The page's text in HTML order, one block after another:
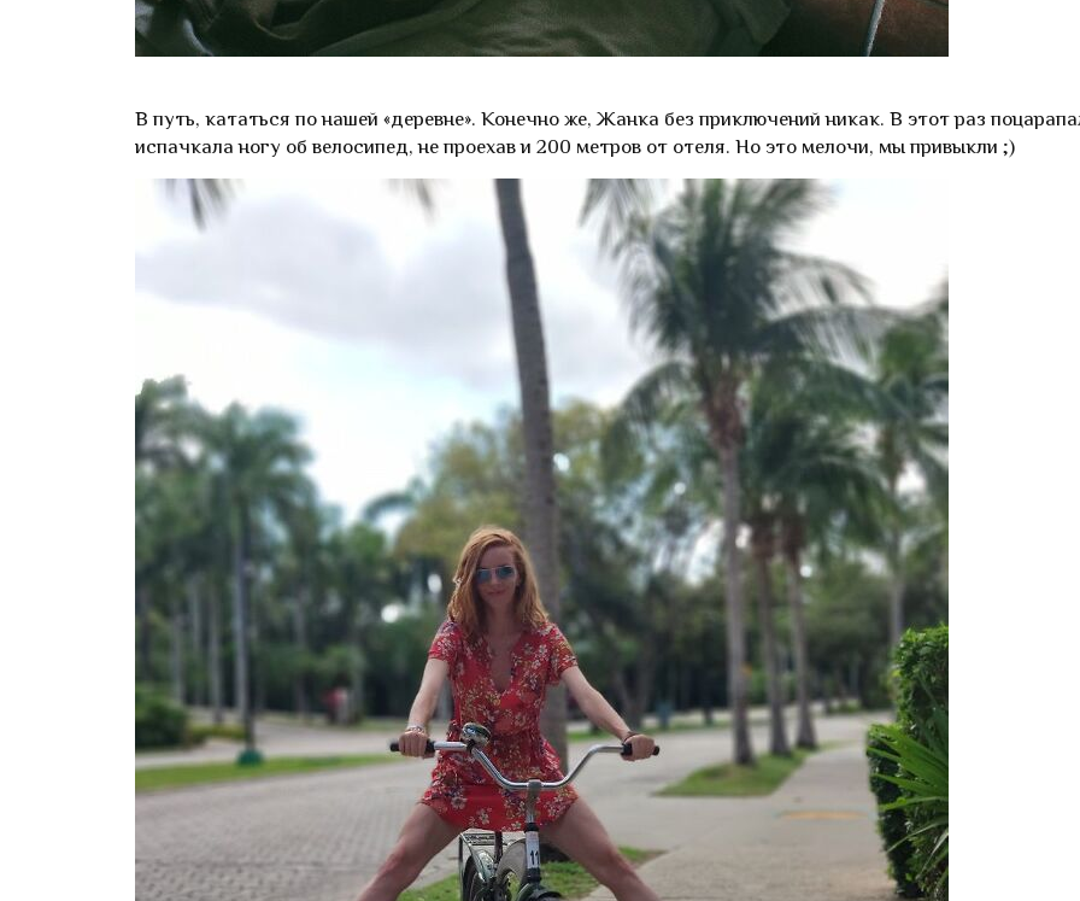
В путь, кататься по нашей «деревне». Конечно же, Жанка без приключений никак. В этот раз
испачкала ногу об велосипед, не проехав и 200 метров от отеля. Но это мелочи, мы привыкли ;)